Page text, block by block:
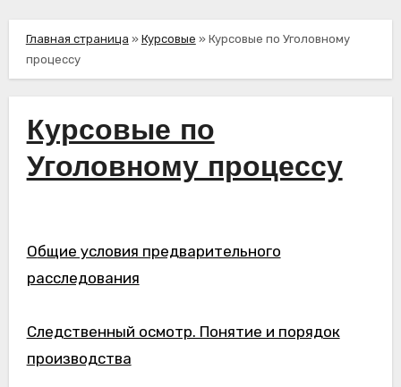
Главная страница » Курсовые » Курсовые по Уголовному
процессу
Курсовые по
Уголовному процессу
Общие условия предварительного
расследования
Следственный осмотр. Понятие и порядок
производства